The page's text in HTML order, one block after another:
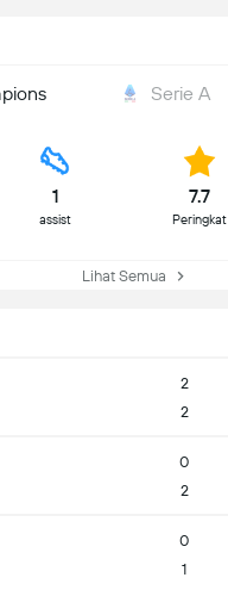
Serie A
1
assist
7.7
Peringkat
Lihat Semua
2
2
0
2
0
1